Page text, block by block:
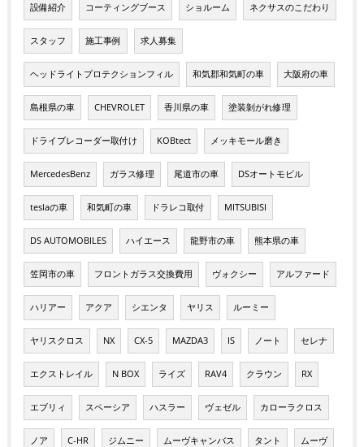
設備紹介 コーティングブース ショルーム ネクサスのこだわり
スタッフ 施工事例 求人募集
ヘッドライトプロテクションフィル 和気郡和気町の車 大阪府の車
島根県の車 CHEVROLET 香川県の車 塗装剝がれ修理
ドライブレコーダー取付け KOBtect メッキモール磨き
MercedesBenz ガラス修理 尾道市の車 DSオートモビル
teslaの車 和気町の車 ドラレコ取付 MITSUBISI
DS AUTOMOBILES ハイエース 龍野市の車 熊本県の車
笠岡市の車 フロントガラス交換費用 ヴォクシー アルファード
ハリアー アクア シエンタ ヤリス ルーミー
ヤリスクロス NX CX-5 MAZDA3 IS ノート セレナ
エクストレイル N BOX ライズ RAV4 クラウン RX
エブリィ スペーシア ハスラー ヴェゼル カローラクロス
ノア C-HR ジムニー ムーヴキャンバス タント ムーヴ